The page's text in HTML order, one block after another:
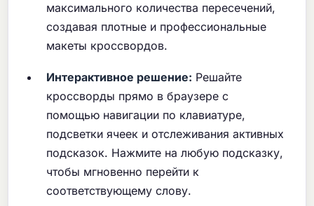
максимального количества пересечений,
создавая плотные и профессиональные
макеты кроссвордов.
Интерактивное решение: Решайте
кроссворды прямо в браузере с
помощью навигации по клавиатуре,
подсветки ячеек и отслеживания активных
подсказок. Нажмите на любую подсказку,
чтобы мгновенно перейти к
соответствующему слову.